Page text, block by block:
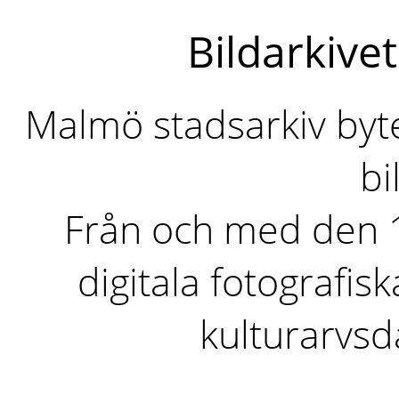
Malmö stadsarkiv
Från och med den
digitala